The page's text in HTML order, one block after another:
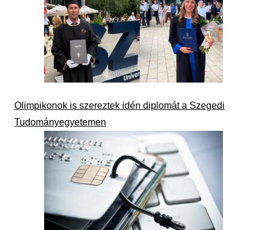
Olimpikonok is szereztek idén diplomát a Szegedi
Tudományegyetemen